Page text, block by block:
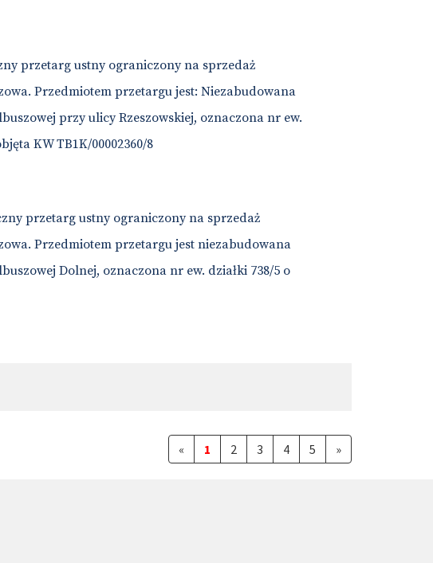
przetarg ustny ograniczony na sprzedaż
Przedmiotem przetargu jest: Niezabudowana
przy ulicy Rzeszowskiej, oznaczona nr ew.
KW TB1K/00002360/8
przetarg ustny ograniczony na sprzedaż
Przedmiotem przetargu jest niezabudowana
Dolnej, oznaczona nr ew. działki 738/5 o
« 1 2 3 4 5 »